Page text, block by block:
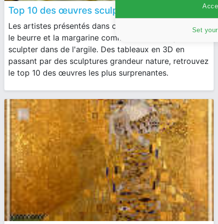
Top 10 des œuvres sculptées dans du beurre
Les artistes présentés dans ce classement travaillent
le beurre et la margarine comme ils auraient pu
sculpter dans de l'argile. Des tableaux en 3D en
passant par des sculptures grandeur nature, retrouvez
le top 10 des œuvres les plus surprenantes.
Set